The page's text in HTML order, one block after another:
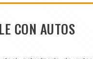
CON AUTOS